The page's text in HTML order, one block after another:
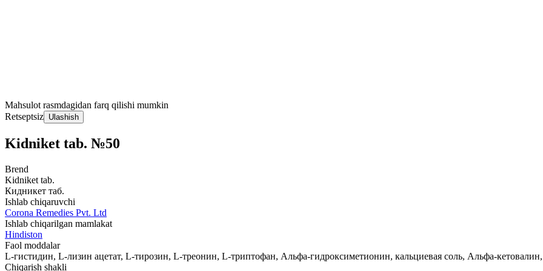
Mahsulot rasmdagidan farq qilishi mumkin
Retseptsiz Ulashish
Kidniket tab. №50
Brend
Kidniket tab.
Кидникет таб.
Ishlab chiqaruvchi
Corona Remedies Pvt. Ltd
Ishlab chiqarilgan mamlakat
Hindiston
Faol moddalar
L-гистидин, L-лизин ацетат, L-тирозин, L-треонин, L-триптофан, Альфа-гидроксиметионин, кальциевая соль, Альфа-
Chiqarish shakli